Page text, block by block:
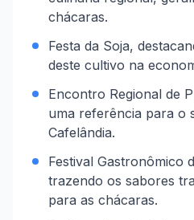
chácaras.
Festa da Soja,
deste cultivo na
Encontro Regional de
uma referência para o
Cafelândia.
Festival Gastronômico
trazendo os sabores
para as chácaras.